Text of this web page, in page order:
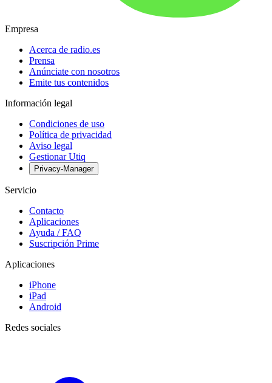
Empresa
Acerca de radio.es
Prensa
Anúnciate con nosotros
Emite tus contenidos
Información legal
Condiciones de uso
Política de privacidad
Aviso legal
Gestionar Utiq
Privacy-Manager
Servicio
Contacto
Aplicaciones
Ayuda / FAQ
Suscripción Prime
Aplicaciones
iPhone
iPad
Android
Redes sociales